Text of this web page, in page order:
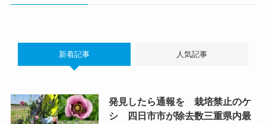
新着記事 人気記事
発見したら通報を 栽培禁止のケ
シ 四日市市が除去数三重県内最